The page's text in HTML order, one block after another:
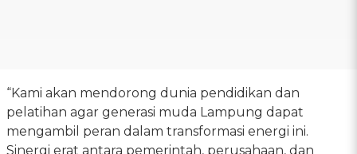
“Kami akan mendorong dunia pendidikan dan
pelatihan agar generasi muda Lampung dapat
mengambil peran dalam transformasi energi ini.
Sinergi erat antara pemerintah, perusahaan, dan